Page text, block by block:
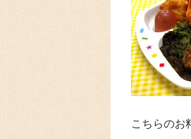
こちらのお